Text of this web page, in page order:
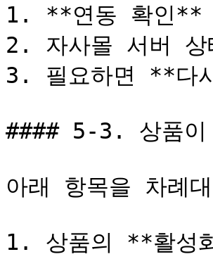
1. **연동 확인**
2. 자사몰 서버 상
3. 필요하면 **다
#### 5-3. 상품이
아래 항목을 차례
1. 상품의 **활성